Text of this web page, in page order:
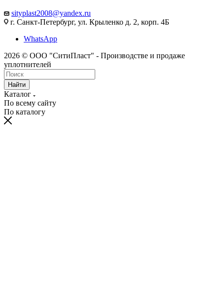
sityplast2008@yandex.ru
г. Санкт-Петербург, ул. Крыленко д. 2, корп. 4Б
WhatsApp
2026 © ООО "СитиПласт" - Производстве и продаже
уплотнителей
Найти
Каталог
По всему сайту
По каталогу